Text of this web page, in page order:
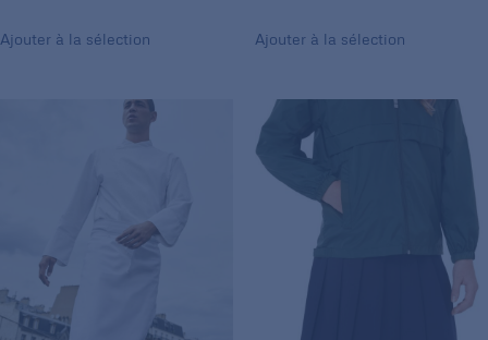
Ajouter à la sélection Ajouter à la sélection